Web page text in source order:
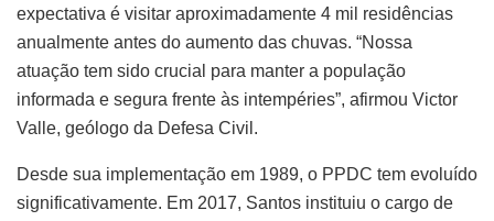
expectativa é visitar aproximadamente 4 mil residências
anualmente antes do aumento das chuvas. “Nossa
atuação tem sido crucial para manter a população
informada e segura frente às intempéries”, afirmou Victor
Valle, geólogo da Defesa Civil.
Desde sua implementação em 1989, o PPDC tem evoluído
significativamente. Em 2017, Santos instituiu o cargo de